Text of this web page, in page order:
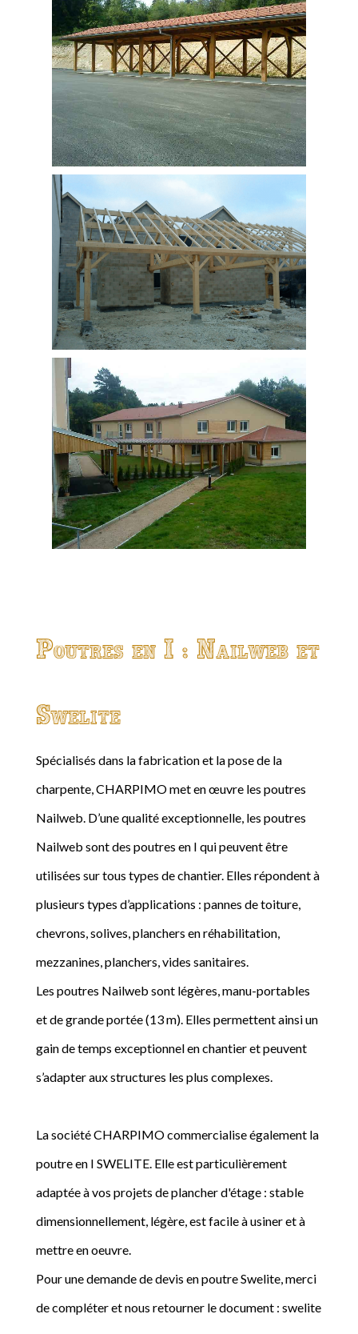
Poutres en I : Nailweb et
Swelite
Spécialisés dans la fabrication et la pose de la
charpente, CHARPIMO met en œuvre les poutres
Nailweb. D’une qualité exceptionnelle, les poutres
Nailweb sont des poutres en I qui peuvent être
utilisées sur tous types de chantier. Elles répondent à
plusieurs types d’applications : pannes de toiture,
chevrons, solives, planchers en réhabilitation,
mezzanines, planchers, vides sanitaires.
Les poutres Nailweb sont légères, manu-portables
et de grande portée (13 m). Elles permettent ainsi un
gain de temps exceptionnel en chantier et peuvent
s’adapter aux structures les plus complexes.
La société CHARPIMO commercialise également la
poutre en I SWELITE. Elle est particulièrement
adaptée à vos projets de plancher d'étage : stable
dimensionnellement, légère, est facile à usiner et à
mettre en oeuvre.
Pour une demande de devis en poutre Swelite, merci
de compléter et nous retourner le document : swelite